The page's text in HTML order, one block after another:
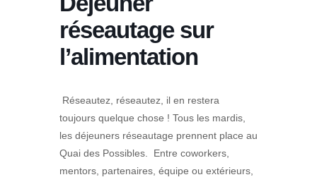
réseautage sur
l’alimentation
Réseautez, réseautez, il en restera
toujours quelque chose ! Tous les mardis,
les déjeuners réseautage prennent place au
Quai des Possibles. Entre coworkers,
mentors, partenaires, équipe ou extérieurs,